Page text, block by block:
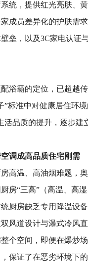
统，提供红光亮肤、
成员差异化的护肤需
垒，以及3C家电认证
浴霸的定位，已超越
标准中对健康居住环
活品质的提升，逐步建
调成高品质住宅刚需
高温、高油烟难题，
房“三高”（高温、高
厨房缺乏专用降温设
风道设计与瀑式冷风
个空间，即便在爆炒
保证了在恶劣环境下